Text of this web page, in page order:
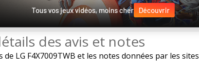
Tous vos jeux vidéos, moins cher Découvrir
des avis et notes
LG F4X7009TWB et les notes données par les sites